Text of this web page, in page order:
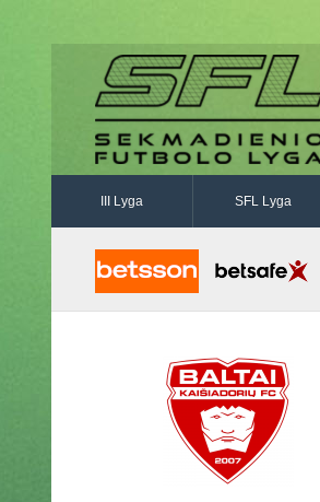
III Lyga SFL Lyga